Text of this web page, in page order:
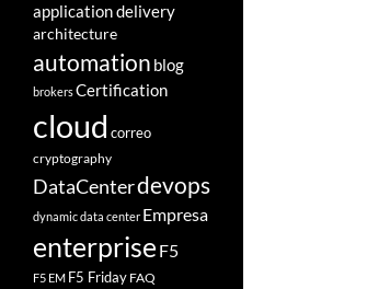
application delivery
architecture
automation blog
brokersCertification
cloud correo
cryptography
DataCenterdevops
dynamic data center Empresa
enterprise F5
F5 EM F5 Friday FAQ